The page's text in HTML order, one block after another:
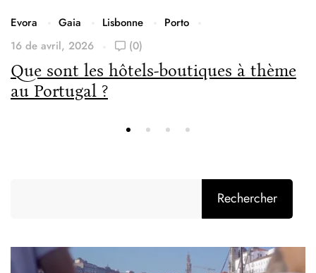
Evora Gaia Lisbonne
Porto
16 de avril, 2026
(0)
Que sont les hôtels-boutiques à thème
au Portugal ?
Rechercher